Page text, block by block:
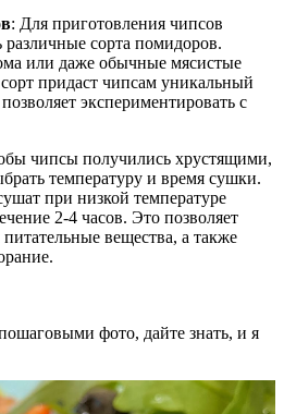
: Для приготовления чипсов
сорта помидоров.
или даже обычные мясистые
придаст чипсам уникальный
экспериментировать с
чипсы получились хрустящими,
температуру и время сушки.
при низкой температуре
2-4 часов. Это позволяет
вещества, а также
фото, дайте знать, и я